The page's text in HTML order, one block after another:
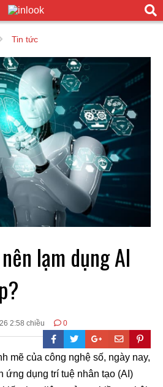
Tin tức
lạm dụng AI
2:58 chiều 0
mẽ của công nghệ số, ngày nay,
ứng dụng trí tuệ nhân tạo (AI)